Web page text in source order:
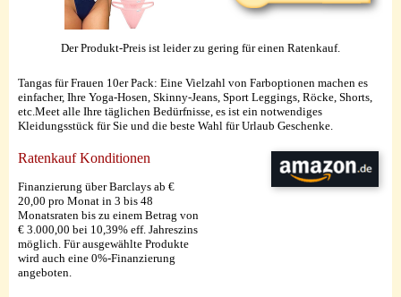
Tangas für Frauen 10er Pack: Eine Vielzahl von Farboptionen machen es
einfacher, Ihre Yoga-Hosen, Skinny-Jeans, Sport Leggings, Röcke, Shorts,
etc.Meet alle Ihre täglichen Bedürfnisse, es ist ein notwendiges
Kleidungsstück für Sie und die beste Wahl für Urlaub Geschenke.
Ratenkauf Konditionen
Finanzierung über Barclays ab €
20,00 pro Monat in 3 bis 48
Monatsraten bis zu einem Betrag von
€ 3.000,00 bei 10,39% eff. Jahreszins
möglich. Für ausgewählte Produkte
wird auch eine 0%-Finanzierung
angeboten.
Der Produkt-Preis ist leider zu gering für einen Ratenkauf.